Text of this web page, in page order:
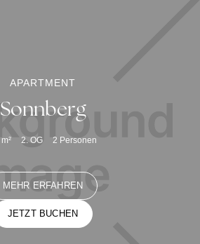
APARTMENT
Sonnberg
m² 2. OG 2 Personen
MEHR ERFAHREN
JETZT BUCHEN